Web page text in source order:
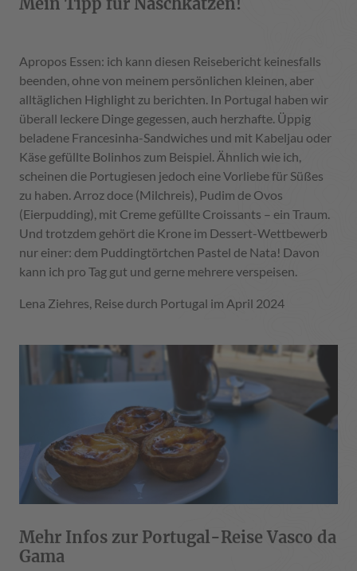
Apropos Essen: ich kann diesen Reisebericht keinesfalls
beenden, ohne von meinem persönlichen kleinen, aber
alltäglichen Highlight zu berichten. In Portugal haben wir
überall leckere Dinge gegessen, auch herzhafte. Üppig
beladene Francesinha-Sandwiches und mit Kabeljau oder
Käse gefüllte Bolinhos zum Beispiel. Ähnlich wie ich,
scheinen die Portugiesen jedoch eine Vorliebe für Süßes
zu haben. Arroz doce (Milchreis), Pudim de Ovos
(Eierpudding), mit Creme gefüllte Croissants – ein Traum.
Und trotzdem gehört die Krone im Dessert-Wettbewerb
nur einer: dem Puddingtörtchen Pastel de Nata! Davon
kann ich pro Tag gut und gerne mehrere verspeisen.
Lena Ziehres, Reise durch Portugal im April 2024
Mehr Infos zur Portugal-Reise Vasco da
Gama